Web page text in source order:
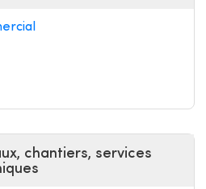
chantiers, services